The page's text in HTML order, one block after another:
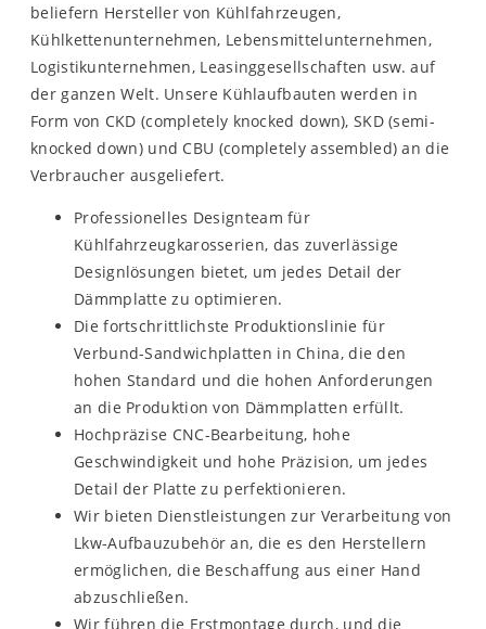
beliefern Hersteller von Kühlfahrzeugen,
Kühlkettenunternehmen, Lebensmittelunternehmen,
Logistikunternehmen, Leasinggesellschaften usw. auf
der ganzen Welt. Unsere Kühlaufbauten werden in
Form von CKD (completely knocked down), SKD (semi-
knocked down) und CBU (completely assembled) an die
Verbraucher ausgeliefert.
Professionelles Designteam für
Kühlfahrzeugkarosserien, das zuverlässige
Designlösungen bietet, um jedes Detail der
Dämmplatte zu optimieren.
Die fortschrittlichste Produktionslinie für
Verbund-Sandwichplatten in China, die den
hohen Standard und die hohen Anforderungen
an die Produktion von Dämmplatten erfüllt.
Hochpräzise CNC-Bearbeitung, hohe
Geschwindigkeit und hohe Präzision, um jedes
Detail der Platte zu perfektionieren.
Wir bieten Dienstleistungen zur Verarbeitung von
Lkw-Aufbauzubehör an, die es den Herstellern
ermöglichen, die Beschaffung aus einer Hand
abzuschließen.
Wir führen die Erstmontage durch, und die